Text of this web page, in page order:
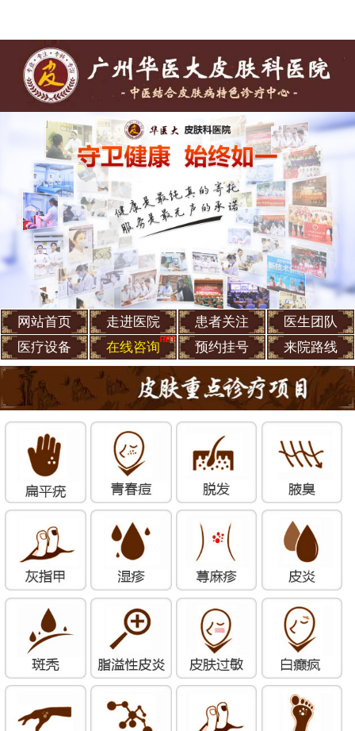
网站首页 走进医院 患者关注
医生团队
医疗设备
在线咨询 预约挂号 来院路线